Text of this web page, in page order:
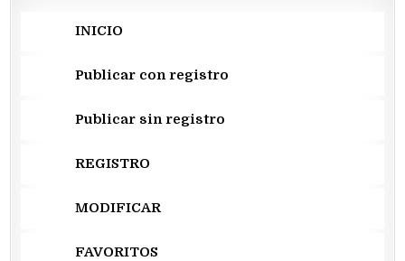
INICIO
Publicar con registro
Publicar sin registro
REGISTRO
MODIFICAR
FAVORITOS